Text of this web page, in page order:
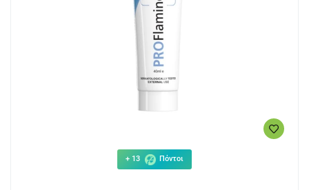
+ 13 Πόντοι